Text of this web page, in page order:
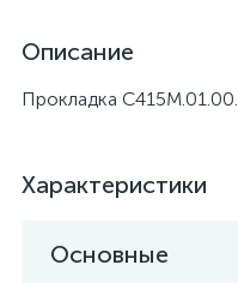
Описание
Прокладка
Характеристики
Основные